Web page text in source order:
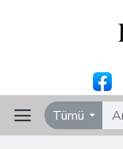
Tümü